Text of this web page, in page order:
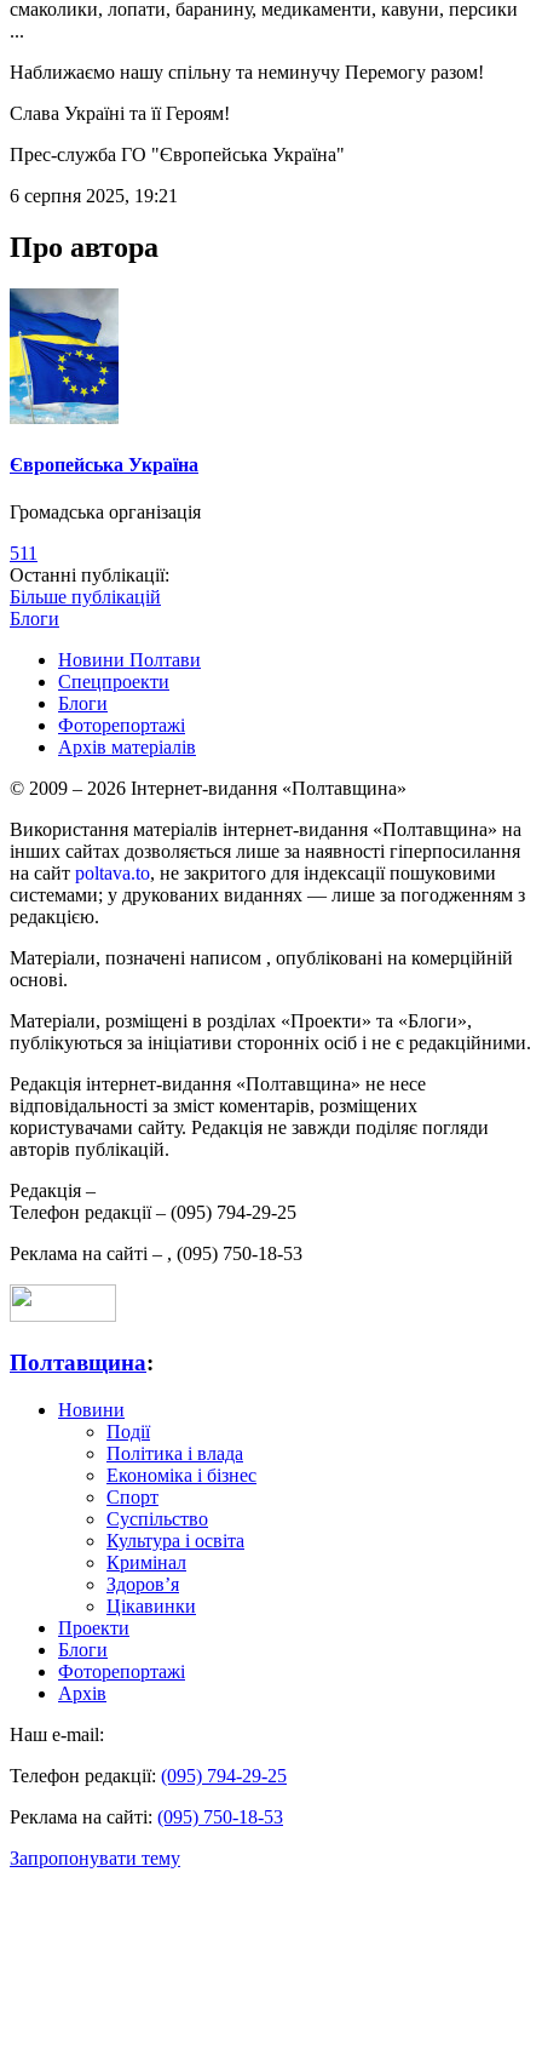
смаколики, лопати, баранину, медикаменти, кавуни, персики
...
Наближаємо нашу спільну та неминучу Перемогу разом!
Слава Україні та її Героям!
Прес-служба ГО "Європейська Україна"
6 серпня 2025, 19:21
Про автора
Європейська Україна
Громадська організація
511
Останні публікації:
Більше публікацій
Блоги
Новини Полтави
Спецпроекти
Блоги
Фоторепортажі
Архів матеріалів
© 2009 – 2026 Інтернет-видання «Полтавщина»
Використання матеріалів інтернет-видання «Полтавщина» на
інших сайтах дозволяється лише за наявності гіперпосилання
на сайт poltava.to, не закритого для індексації пошуковими
системами; у друкованих виданнях — лише за погодженням з
редакцією.
Матеріали, позначені написом , опубліковані на комерційній
основі.
Матеріали, розміщені в розділах «Проекти» та «Блоги»,
публікуються за ініціативи сторонніх осіб і не є редакційними.
Редакція інтернет-видання «Полтавщина» не несе
відповідальності за зміст коментарів, розміщених
користувачами сайту. Редакція не завжди поділяє погляди
авторів публікацій.
Редакція –
Телефон редакції – (095) 794-29-25
Реклама на сайті – , (095) 750-18-53
Полтавщина:
Новини
Події
Політика і влада
Економіка і бізнес
Спорт
Суспільство
Культура і освіта
Кримінал
Здоров’я
Цікавинки
Проекти
Блоги
Фоторепортажі
Архів
Наш e-mail:
Телефон редакції: (095) 794-29-25
Реклама на сайті: (095) 750-18-53
Запропонувати тему